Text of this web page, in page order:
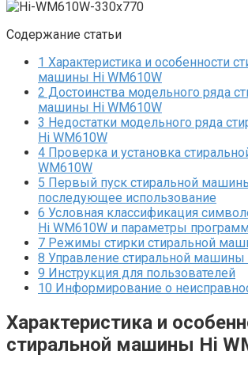
Содержание статьи
1 Характеристика и особенности
машины Hi WM610W
2 Достоинства модельного ряда
машины Hi WM610W
3 Недостатки модельного ряда
Hi WM610W
4 Проверка и установка
WM610W
5 Первый пуск стиральной
последующее использование
6 Условная классификация
Hi WM610W и параметры
7 Режимы стирки стиральной
8 Управление стиральной машины
9 Инструкция для пользователей
10 Информирование о
Характеристика и
стиральной машины Hi